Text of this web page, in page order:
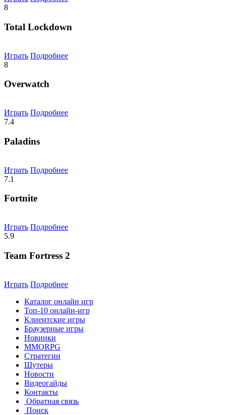
8
Total Lockdown
Играть Подробнее
8
Overwatch
Играть Подробнее
7.4
Paladins
Играть Подробнее
7.1
Fortnite
Играть Подробнее
5.9
Team Fortress 2
Играть Подробнее
Каталог онлайн игр
Топ-10 онлайн-игр
Клиентские игры
Браузерные игры
Новинки
MMORPG
Стратегии
Шутеры
Новости
Видеогайды
Контакты
Обратная связь
Поиск